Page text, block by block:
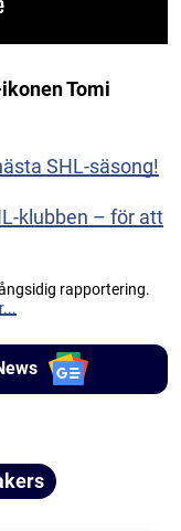
Tomi
SHL-säsong!
klubben – för att
rapportering.